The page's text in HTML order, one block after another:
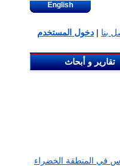
English
بنا | دخول المستخدم
تقارير و أبحاث
في المنطقة الخضراء